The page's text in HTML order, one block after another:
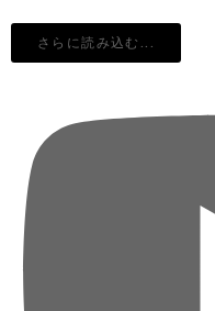
さらに読み込む...